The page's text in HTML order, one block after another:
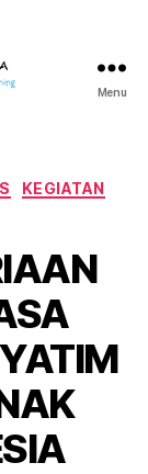
Menu
KEGIATAN